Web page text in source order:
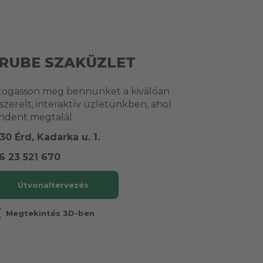
SZAKÜZLET
meg bennünket a kiválóan
interaktív üzletünkben, ahol
megtalál.
Érd, Kadarka u. 1.
23 521 670
Útvonaltervezés
Megtekintés 3D-ben